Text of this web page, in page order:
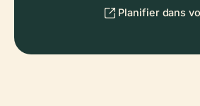
Planifier dans